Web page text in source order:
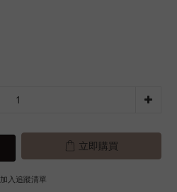
立即購買
加入追蹤清單